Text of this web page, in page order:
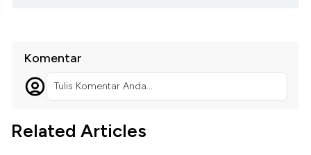
Komentar
Tulis Komentar Anda...
Related Articles